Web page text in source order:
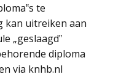
te
kan uitreiken aan
„geslaagd‟
diploma
via knhb.nl